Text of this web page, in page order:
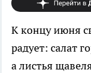
К концу июня
радует: салат
а листья